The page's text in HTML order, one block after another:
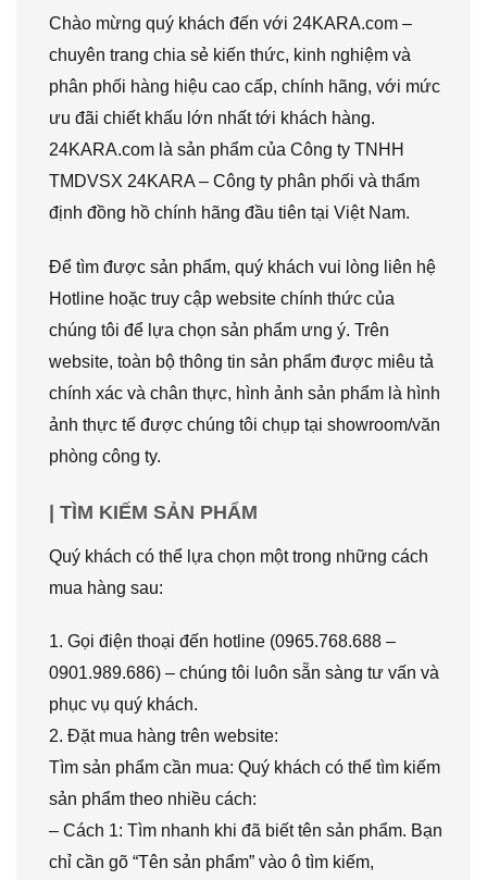
Chào mừng quý khách đến với 24KARA.com –
chuyên trang chia sẻ kiến thức, kinh nghiệm và
phân phối hàng hiệu cao cấp, chính hãng, với mức
ưu đãi chiết khấu lớn nhất tới khách hàng.
24KARA.com là sản phẩm của Công ty TNHH
TMDVSX 24KARA – Công ty phân phối và thẩm
định đồng hồ chính hãng đầu tiên tại Việt Nam.
Để tìm được sản phẩm, quý khách vui lòng liên hệ
Hotline hoặc truy cập website chính thức của
chúng tôi để lựa chọn sản phẩm ưng ý. Trên
website, toàn bộ thông tin sản phẩm được miêu tả
chính xác và chân thực, hình ảnh sản phẩm là hình
ảnh thực tế được chúng tôi chụp tại showroom/văn
phòng công ty.
| TÌM KIẾM SẢN PHẨM
Quý khách có thể lựa chọn một trong những cách
mua hàng sau:
1. Gọi điện thoại đến hotline (0965.768.688 –
0901.989.686) – chúng tôi luôn sẵn sàng tư vấn và
phục vụ quý khách.
2. Đặt mua hàng trên website:
Tìm sản phẩm cần mua: Quý khách có thể tìm kiếm
sản phẩm theo nhiều cách:
– Cách 1: Tìm nhanh khi đã biết tên sản phẩm. Bạn
chỉ cần gõ “Tên sản phẩm” vào ô tìm kiếm,